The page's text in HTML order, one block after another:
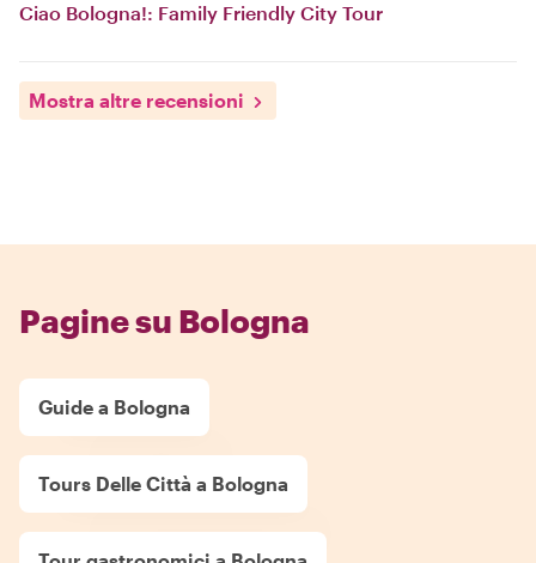
Ciao Bologna!: Family Friendly City Tour
Mostra altre recensioni
Pagine su Bologna
Guide a Bologna
Tours Delle Città a Bologna